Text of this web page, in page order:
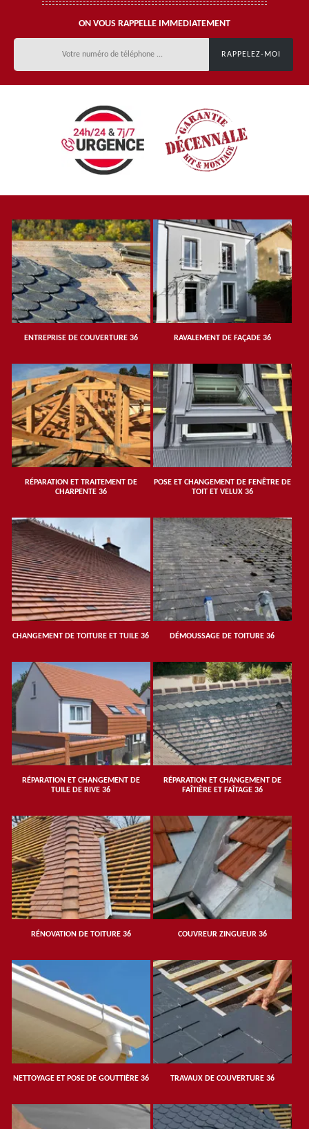
ON VOUS RAPPELLE IMMEDIATEMENT
ENTREPRISE DE COUVERTURE 36 RAVALEMENT DE FAÇADE 36
RÉPARATION ET TRAITEMENT DE
CHARPENTE 36
POSE ET CHANGEMENT DE FENÊTRE DE
TOIT ET VELUX 36
CHANGEMENT DE TOITURE ET TUILE 36 DÉMOUSSAGE DE TOITURE 36
RÉPARATION ET CHANGEMENT DE
TUILE DE RIVE 36
RÉPARATION ET CHANGEMENT DE
FAÎTIÈRE ET FAÎTAGE 36
RÉNOVATION DE TOITURE 36 COUVREUR ZINGUEUR 36
NETTOYAGE ET POSE DE GOUTTIÈRE 36 TRAVAUX DE COUVERTURE 36